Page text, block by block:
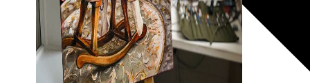
30х40
20х45
30х60
30х90
40х40
40х60